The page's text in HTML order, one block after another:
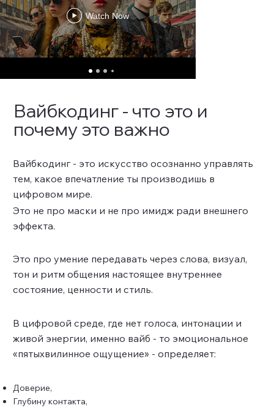
Watch Now
Вайбкодинг - что это и
почему это важно
Вайбкодинг - это искусство осознанно управлять
тем, какое впечатление ты производишь в
цифровом мире.
Это не про маски и не про имидж ради внешнего
эффекта.
Это про умение передавать через слова, визуал,
тон и ритм общения настоящее внутреннее
состояние, ценности и стиль.
В цифровой среде, где нет голоса, интонации и
живой энергии, именно вайб - то эмоциональное
«пятыхвилинное ощущение» - определяет:
Доверие,
Глубину контакта,